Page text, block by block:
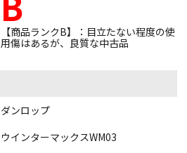
【商品ランクB】：目立たない程度の使
用傷はあるが、良質な中古品
ダンロップ
ウインターマックスWM03